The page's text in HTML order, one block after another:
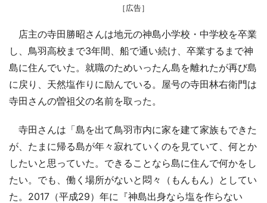
［広告］
店主の寺田勝昭さんは地元の神島小学校・中学校を卒業
し、鳥羽高校まで3年間、船で通い続け、卒業するまで神
島に住んでいた。就職のためいったん島を離れたが再び島
に戻り、天然塩作りに励んでいる。屋号の寺田林右衛門は
寺田さんの曽祖父の名前を取った。
寺田さんは「島を出て鳥羽市内に家を建て家族もできた
が、たまに帰る島が年々寂れていくのを見ていて、何とか
したいと思っていた。できることなら島に住んで何かをし
たい。でも、働く場所がないと悶々（もんもん）としてい
た。2017（平成29）年に『神島出身なら塩を作らない